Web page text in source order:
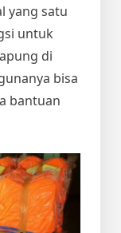
yang satu
untuk
di
bisa
bantuan